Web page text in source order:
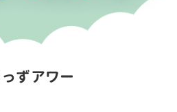
ずアワー